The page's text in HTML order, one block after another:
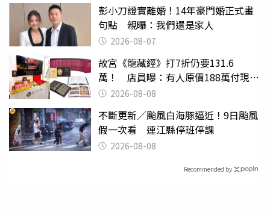
彭小刀證實離婚！14年豪門婚正式畫
句點 親曝：我們還是家人
2026-08-07
故宮《龍藏經》打7折仍要131.6
萬！ 店員曝：有人原價188萬付現購
買 2026-08-08
不斷更新／颱風白海豚逼近！9日颱風
假一次看 連江縣停班停課
2026-08-08
Recommended by